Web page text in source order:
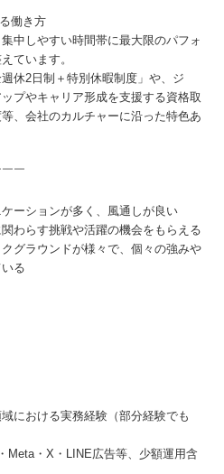
働き方
中しやすい時間帯に最大限のパフォ
ています。
休2日制＋特別休暇制度」や、ジ
プやキャリア形成を支援する資格取
、会社のカルチャーに沿った特色あ
￣
ーションが多く、風通しが良い
わらす挑戦や活躍の機会をもらえる
グラウンドが様々で、個々の強みや
る
における実務経験（部分経験でも
Meta・X・LINE広告等、少額運用含